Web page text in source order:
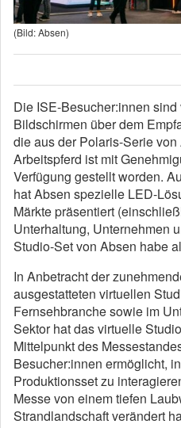
(Bild: Absen)
Die ISE-Besucher:innen
Bildschirmen über dem
die aus der Polaris-Serie
Arbeitspferd ist mit
Verfügung gestellt worden.
hat Absen spezielle LED-
Märkte präsentiert
Unterhaltung, Unternehmen
Studio-Set von Absen habe
In Anbetracht der
ausgestatteten virtuellen
Fernsehbranche sowie im
Sektor hat das virtuelle
Mittelpunkt des
Besucher:innen ermöglicht,
Produktionsset zu
Messe von einem tiefen
Strandlandschaft verändert